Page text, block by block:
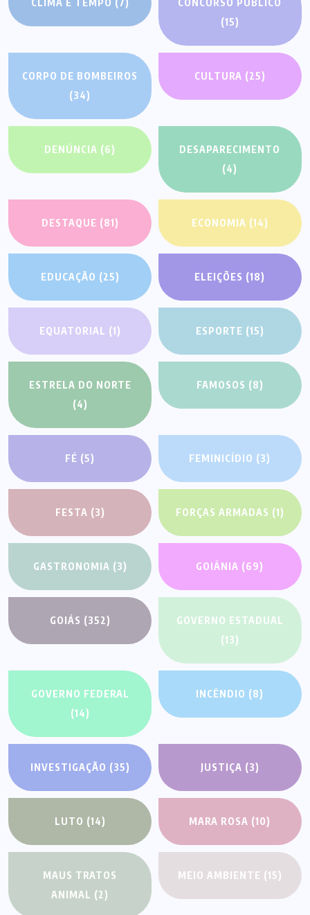
(15)
CORPO DE BOMBEIROS
(34)
CULTURA (25)
DENÚNCIA (6)
DESAPARECIMENTO
(4)
DESTAQUE (81) ECONOMIA (14)
EDUCAÇÃO (25) ELEIÇÕES (18)
EQUATORIAL (1) ESPORTE (15)
ESTRELA DO NORTE
(4)
FAMOSOS (8)
FÉ (5) FEMINICÍDIO (3)
FESTA (3) FORÇAS ARMADAS (1)
GASTRONOMIA (3) GOIÂNIA (69)
GOIÁS (352)
GOVERNO ESTADUAL
(13)
GOVERNO FEDERAL
(14)
INCÊNDIO (8)
INVESTIGAÇÃO (35) JUSTIÇA (3)
LUTO (14) MARA ROSA (10)
MAUS TRATOS
ANIMAL (2)
MEIO AMBIENTE (15)